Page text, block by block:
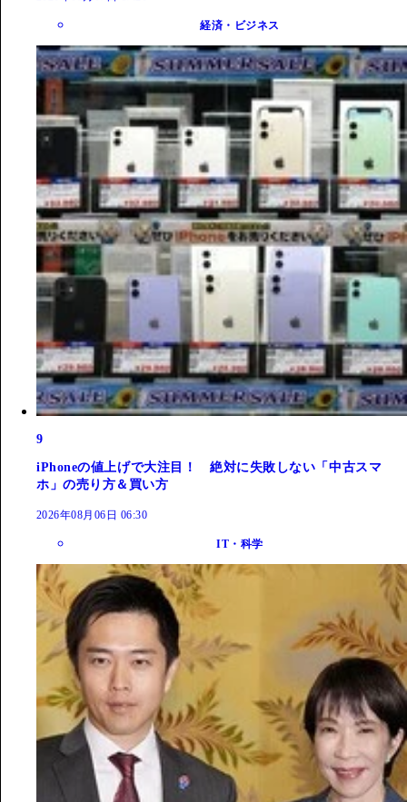
経済・ビジネス
9
iPhoneの値上げで大注目！ 絶対に失敗しない「中古スマ
ホ」の売り方＆買い方
2026年08月06日 06:30
IT・科学